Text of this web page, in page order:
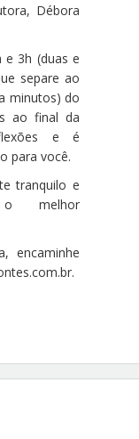
Débora
e 3h (duas e
separe ao
minutos) do
ao final da
e é
para você.
tranquilo e
melhor
encaminhe